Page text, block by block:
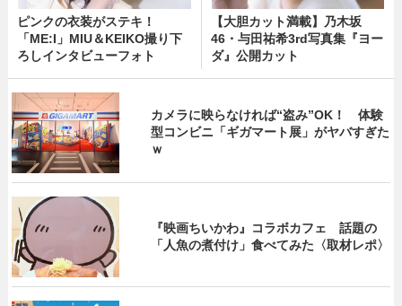
ピンクの衣装がステキ！
「ME:I」MIU＆KEIKO撮り下
ろしインタビューフォト
【大胆カット満載】乃木坂
46・与田祐希3rd写真集『ヨー
ダ』公開カット
カメラに映らなければ“盗み”OK！ 体験
型コンビニ「ギガマート展」がヤバすぎた
ｗ
『映画ちいかわ』コラボカフェ 話題の
「人魚の煮付け」食べてみた〈取材レポ〉